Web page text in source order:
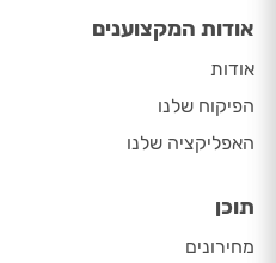
אודות המקצוענים
אודות
הפיקוח שלנו
האפליקציה שלנו
תוכן
מחירונים